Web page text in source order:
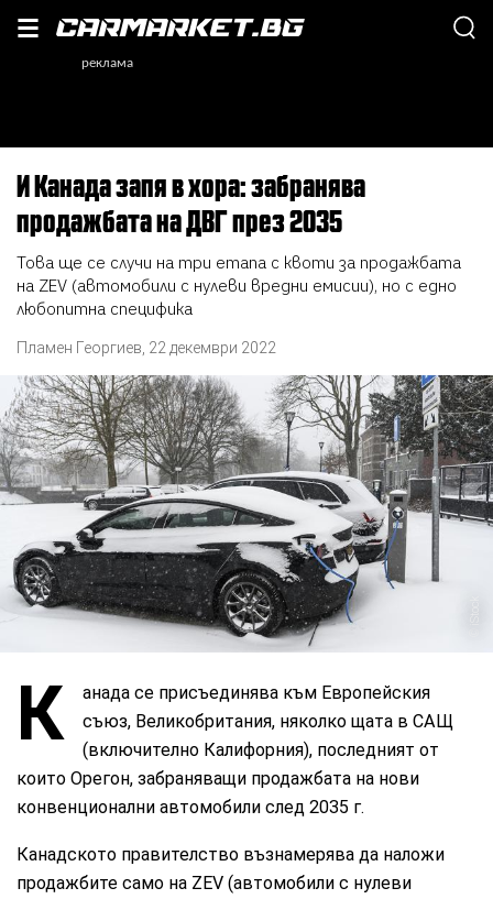
И Канада запя в хора: забранява
продажбата на ДВГ през 2035
Това ще се случи на три етапа с квоти за продажбата
на ZEV (автомобили с нулеви вредни емисии), но с едно
любопитна специфика
Пламен Георгиев 22 декември 2022
К
анада се присъединява към Европейския
съюз, Великобритания, няколко щата в САЩ
(включително Калифорния), последният от
които Орегон, забраняващи продажбата на нови
конвенционални автомобили след 2035 г.
Канадското правителство възнамерява да наложи
продажбите само на ZEV (автомобили с нулеви